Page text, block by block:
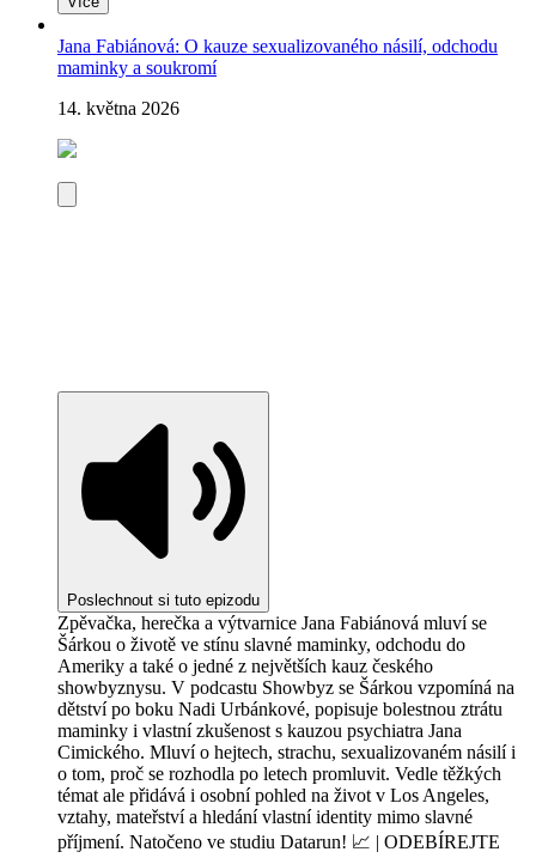
Jana Fabiánová: O kauze sexualizovaného násilí, odchodu
maminky a soukromí
14. května 2026
Poslechnout si tuto epizodu
Zpěvačka, herečka a výtvarnice Jana Fabiánová mluví se
Šárkou o životě ve stínu slavné maminky, odchodu do
Ameriky a také o jedné z největších kauz českého
showbyznysu. V podcastu Showbyz se Šárkou vzpomíná na
dětství po boku Nadi Urbánkové, popisuje bolestnou ztrátu
maminky i vlastní zkušenost s kauzou psychiatra Jana
Cimického. Mluví o hejtech, strachu, sexualizovaném násilí i
o tom, proč se rozhodla po letech promluvit. Vedle těžkých
témat ale přidává i osobní pohled na život v Los Angeles,
vztahy, mateřství a hledání vlastní identity mimo slavné
příjmení. Natočeno ve studiu Datarun! 📈 | ODEBÍREJTE